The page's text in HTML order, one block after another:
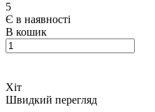
5
Є в наявності
В кошик
Хіт
Швидкий перегляд